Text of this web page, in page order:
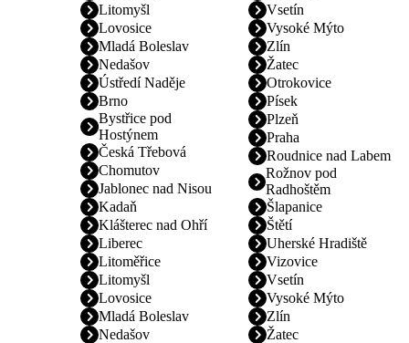
Litomyšl
Lovosice
Mladá Boleslav
Nedašov
Vsetín
Vysoké Mýto
Zlín
Žatec
Ústředí Naděje
Brno
Bystřice pod
Hostýnem
Česká Třebová
Chomutov
Jablonec nad Nisou
Kadaň
Klášterec nad Ohří
Liberec
Litoměřice
Litomyšl
Lovosice
Mladá Boleslav
Nedašov
Otrokovice
Písek
Plzeň
Praha
Roudnice nad Labem
Rožnov pod
Radhoštěm
Šlapanice
Štětí
Uherské Hradiště
Vizovice
Vsetín
Vysoké Mýto
Zlín
Žatec